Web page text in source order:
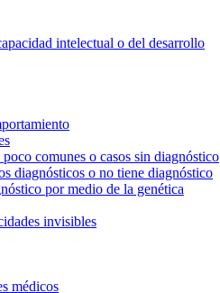
intelectual o del desarrollo
comunes o casos sin diagnóstico
diagnósticos o no tiene diagnóstico
por medio de la genética
invisibles
médicos